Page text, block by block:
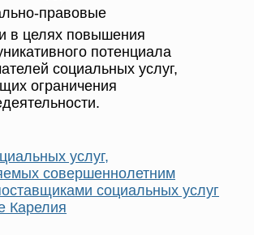
правовые
в целях повышения
потенциала
социальных услуг,
ограничения
услуг,
совершеннолетним
социальных услуг
Карелия